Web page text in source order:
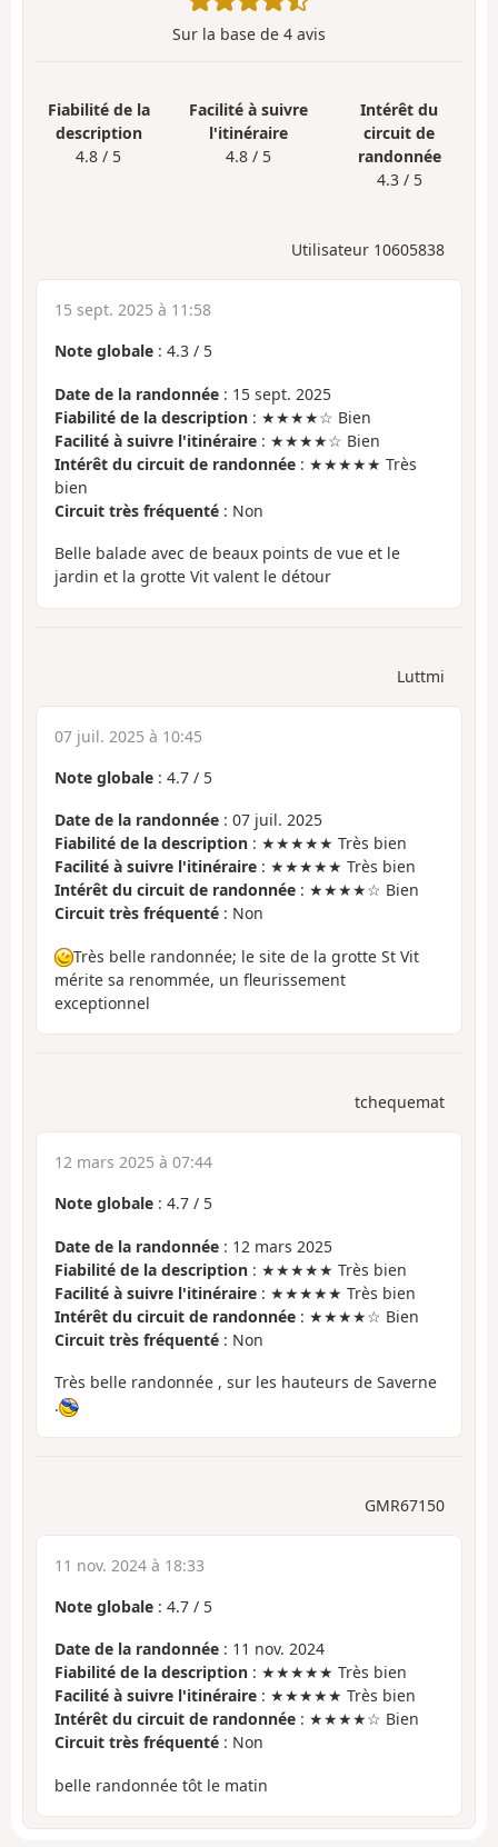
Sur la base de 4 avis
Fiabilité de la
description
4.8 / 5
Facilité à suivre
l'itinéraire
4.8 / 5
Intérêt du
circuit de
randonnée
4.3 / 5
Utilisateur 10605838
15 sept. 2025 à 11:58
Note globale : 4.3 / 5
Date de la randonnée : 15 sept. 2025
Fiabilité de la description : ★★★★☆ Bien
Facilité à suivre l'itinéraire : ★★★★☆ Bien
Intérêt du circuit de randonnée : ★★★★★ Très
bien
Circuit très fréquenté : Non
Belle balade avec de beaux points de vue et le
jardin et la grotte Vit valent le détour
Luttmi
07 juil. 2025 à 10:45
Note globale : 4.7 / 5
Date de la randonnée : 07 juil. 2025
Fiabilité de la description : ★★★★★ Très bien
Facilité à suivre l'itinéraire : ★★★★★ Très bien
Intérêt du circuit de randonnée : ★★★★☆ Bien
Circuit très fréquenté : Non
Très belle randonnée; le site de la grotte St Vit
mérite sa renommée, un fleurissement
exceptionnel
tchequemat
12 mars 2025 à 07:44
Note globale : 4.7 / 5
Date de la randonnée : 12 mars 2025
Fiabilité de la description : ★★★★★ Très bien
Facilité à suivre l'itinéraire : ★★★★★ Très bien
Intérêt du circuit de randonnée : ★★★★☆ Bien
Circuit très fréquenté : Non
Très belle randonnée , sur les hauteurs de Saverne
.
GMR67150
11 nov. 2024 à 18:33
Note globale : 4.7 / 5
Date de la randonnée : 11 nov. 2024
Fiabilité de la description : ★★★★★ Très bien
Facilité à suivre l'itinéraire : ★★★★★ Très bien
Intérêt du circuit de randonnée : ★★★★☆ Bien
Circuit très fréquenté : Non
belle randonnée tôt le matin